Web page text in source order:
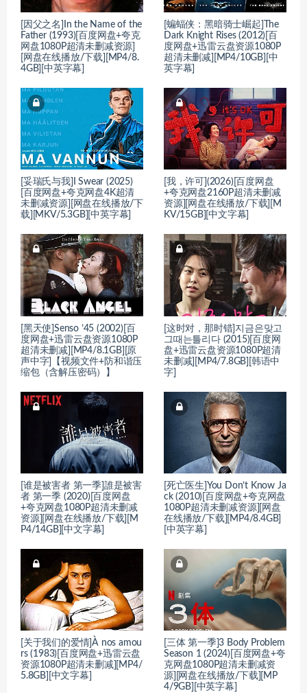
[因父之名]In the Name of the
Father (1993)[百度网盘+夸克
网盘1080P超清未删减资源]
[网盘在线播放/下载][MP4/8.
4GB][中英字幕]
[蝙蝠侠：黑暗骑士崛起]The
Dark Knight Rises (2012)[百
度网盘+迅雷云盘资源1080P
超清未删减][MP4/10GB][中
英字幕]
[妥瑞氏与我]I Swear (2025)
[百度网盘+夸克网盘4K超清
未删减资源][网盘在线播放/下
载][MKV/5.3GB][中英字幕]
[我，许可](2026)[百度网盘
+夸克网盘2160P超清未删减
资源][网盘在线播放/下载][M
KV/15GB][中文字幕]
[黑天使]Senso ’45 (2002)[百
度网盘+迅雷云盘资源1080P
超清未删减][MP4/8.1GB][原
声中字]【视频文件+防和谐压
缩包（含解压密码）】
[这时对，那时错]지금은맞고
그때는틀리다 (2015)[百度网
盘+迅雷云盘资源1080P超清
未删减][MP4/7.8GB][韩语中
字]
[谁是被害者 第一季]誰是被害
者 第一季 (2020)[百度网盘
+夸克网盘1080P超清未删减
资源][网盘在线播放/下载][M
P4/14GB][中文字幕]
[死亡医生]You Don’t Know Ja
ck (2010)[百度网盘+夸克网盘
1080P超清未删减资源][网盘
在线播放/下载][MP4/8.4GB]
[中英字幕]
[关于我们的爱情]À nos amou
rs (1983)[百度网盘+迅雷云盘
资源1080P超清未删减][MP4/
5.8GB][中文字幕]
[三体 第一季]3 Body Problem
Season 1 (2024)[百度网盘+夸
克网盘1080P超清未删减资
源][网盘在线播放/下载][MP
4/9GB][中英字幕]